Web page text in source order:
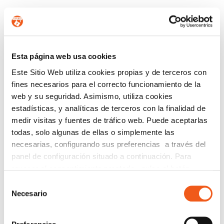
Esta página web usa cookies
Este Sitio Web utiliza cookies propias y de terceros con
fines necesarios para el correcto funcionamiento de la
web y su seguridad. Asimismo, utiliza cookies
estadísticas, y analíticas de terceros con la finalidad de
medir visitas y fuentes de tráfico web. Puede aceptarlas
todas, solo algunas de ellas o simplemente las
necesarias, configurando sus preferencias a través del
panel de configuración situado a continuación. Para
consultar nuestra política de cookies
política de cookies
Necesario
Nombre
Teléfono de contacto
e-mail